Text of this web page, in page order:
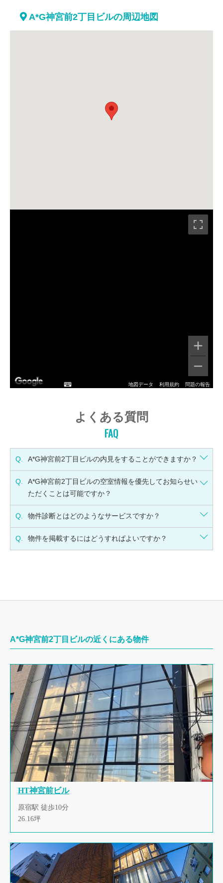
A*G神宮前2丁目ビルの周辺地図
地図データ 利用規約 問題の報告
よくある質問
FAQ
Q. A*G神宮前2丁目ビルの内見をすることができますか？
Q.
A*G神宮前2丁目ビルの空室情報を優先してお知らせい
ただくことは可能ですか？
Q. 物件診断とはどのようなサービスですか？
Q. 物件を掲載するにはどうすればよいですか？
A*G神宮前2丁目ビルの近くにある物件
HT神宮前ビル
原宿駅 徒歩10分
26.16坪